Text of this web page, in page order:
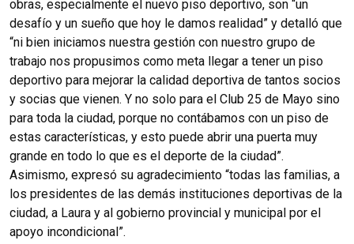
obras, especialmente el nuevo piso deportivo, son “un
desafío y un sueño que hoy le damos realidad” y detalló que
“ni bien iniciamos nuestra gestión con nuestro grupo de
trabajo nos propusimos como meta llegar a tener un piso
deportivo para mejorar la calidad deportiva de tantos socios
y socias que vienen. Y no solo para el Club 25 de Mayo sino
para toda la ciudad, porque no contábamos con un piso de
estas características, y esto puede abrir una puerta muy
grande en todo lo que es el deporte de la ciudad”.
Asimismo, expresó su agradecimiento “todas las familias, a
los presidentes de las demás instituciones deportivas de la
ciudad, a Laura y al gobierno provincial y municipal por el
apoyo incondicional”.